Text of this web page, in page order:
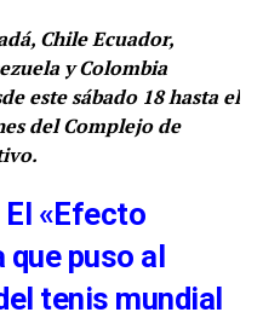
Chile Ecuador,
y Colombia
este sábado 18 hasta el
del Complejo de
El «Efecto
que puso al
tenis mundial